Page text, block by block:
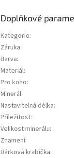
Doplňkové
Kategorie:
Záruka:
Barva:
Materiál:
Pro koho:
Minerál:
Nastavitelná délka:
Příležitost:
Velikost minerálu:
Znamení:
Dárková krabička: